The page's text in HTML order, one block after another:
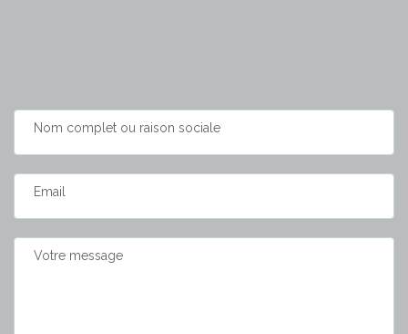
Nom complet ou raison sociale
Email
Votre message